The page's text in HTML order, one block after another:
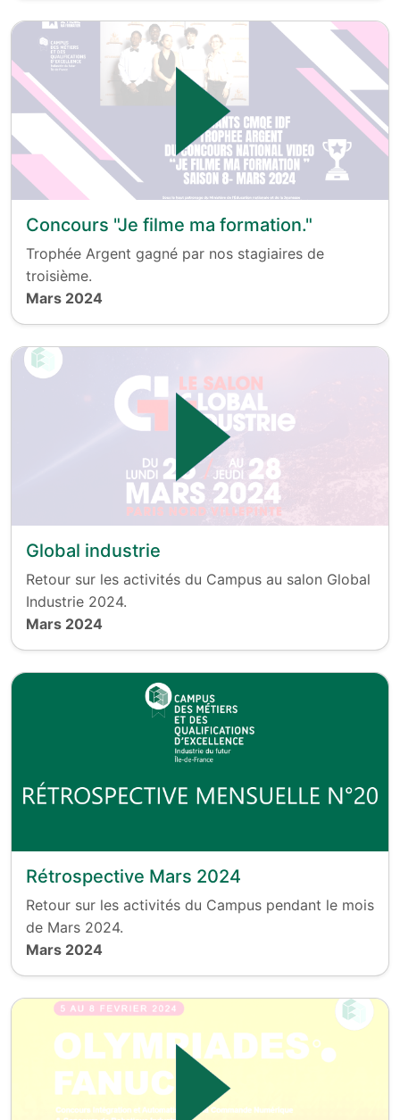
Concours "Je filme ma formation."
Trophée Argent gagné par nos stagiaires de
troisième.
Mars 2024
Global industrie
Retour sur les activités du Campus au salon Global
Industrie 2024.
Mars 2024
Rétrospective Mars 2024
Retour sur les activités du Campus pendant le mois
de Mars 2024.
Mars 2024